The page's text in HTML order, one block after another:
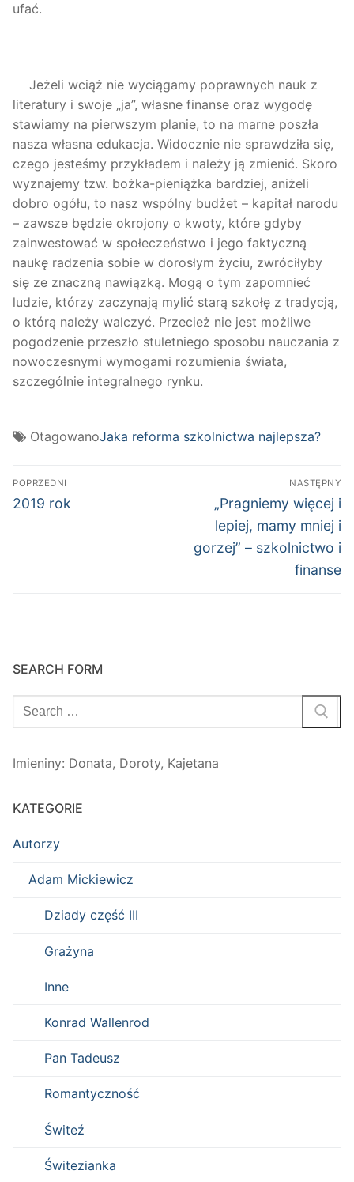
ufać.
Jeżeli wciąż nie wyciągamy poprawnych nauk z
literatury i swoje „ja”, własne finanse oraz wygodę
stawiamy na pierwszym planie, to na marne poszła
nasza własna edukacja. Widocznie nie sprawdziła się,
czego jesteśmy przykładem i należy ją zmienić. Skoro
wyznajemy tzw. bożka-pieniążka bardziej, aniżeli
dobro ogółu, to nasz wspólny budżet – kapitał narodu
– zawsze będzie okrojony o kwoty, które gdyby
zainwestować w społeczeństwo i jego faktyczną
naukę radzenia sobie w dorosłym życiu, zwróciłyby
się ze znaczną nawiązką. Mogą o tym zapomnieć
ludzie, którzy zaczynają mylić starą szkołę z tradycją,
o którą należy walczyć. Przecież nie jest możliwe
pogodzenie przeszło stuletniego sposobu nauczania z
nowoczesnymi wymogami rozumienia świata,
szczególnie integralnego rynku.
OtagowanoJaka reforma szkolnictwa najlepsza?
Nawigacja
wpisu
POPRZEDNI
Poprzedni
2019 rok
NASTĘPNY
Następny
wpis:
„Pragniemy więcej i
lepiej, mamy mniej i
gorzej” – szkolnictwo i
finanse
SEARCH FORM
Szukaj:
Imieniny: Donata, Doroty, Kajetana
KATEGORIE
Autorzy
Adam Mickiewicz
Dziady część III
Grażyna
Inne
Konrad Wallenrod
Pan Tadeusz
Romantyczność
Świteź
Świtezianka